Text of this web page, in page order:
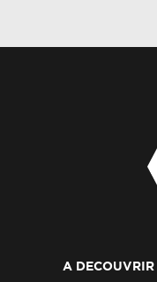
A DECOUVRIR